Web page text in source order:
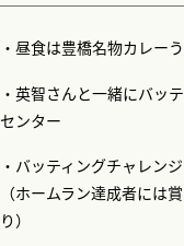
・昼食は豊橋名物カレー
・英智さんと一緒にバッ
センター
・バッティングチャレン
（ホームラン達成者には
り）